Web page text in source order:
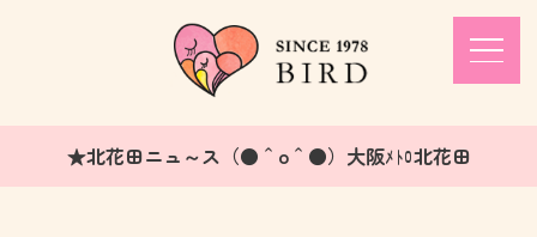
★北花田ニュ～ス（●＾o＾●）大阪ﾒﾄﾛ北花田